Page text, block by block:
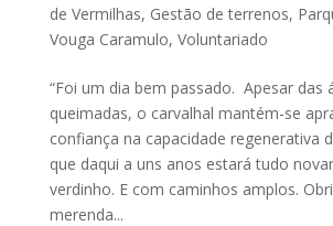
de Vermilhas, Gestão de terrenos,
Vouga Caramulo, Voluntariado
“Foi um dia bem passado. Apesar das
queimadas, o carvalhal mantém-se
confiança na capacidade regenerativa
que daqui a uns anos estará tudo
verdinho. E com caminhos amplos.
merenda...